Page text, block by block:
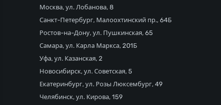
Москва, ул. Лобанова, 8
Санкт-Петербург, Малоохтинский пр., 64Б
Ростов-на-Дону, ул. Пушкинская, 65
Самара, ул. Карла Маркса, 201Б
Уфа, ул. Казанская, 2
Новосибирск, ул. Советская, 5
Екатеринбург, ул. Розы Люксембург, 49
Челябинск, ул. Кирова, 159